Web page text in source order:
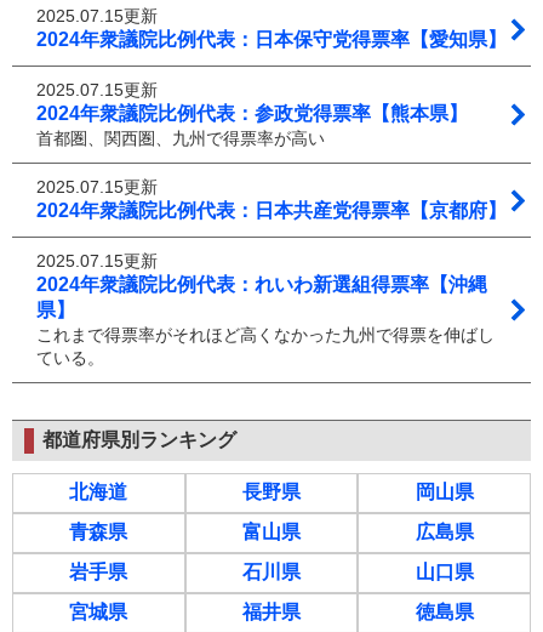
2025.07.15更新
2024年衆議院比例代表：日本保守党得票率【愛知県】
2025.07.15更新
2024年衆議院比例代表：参政党得票率【熊本県】
首都圏、関西圏、九州で得票率が高い
2025.07.15更新
2024年衆議院比例代表：日本共産党得票率【京都府】
2025.07.15更新
2024年衆議院比例代表：れいわ新選組得票率【沖縄
県】
これまで得票率がそれほど高くなかった九州で得票を伸ばし
ている。
都道府県別ランキング
北海道
青森県
岩手県
宮城県
長野県
富山県
石川県
福井県
岡山県
広島県
山口県
徳島県